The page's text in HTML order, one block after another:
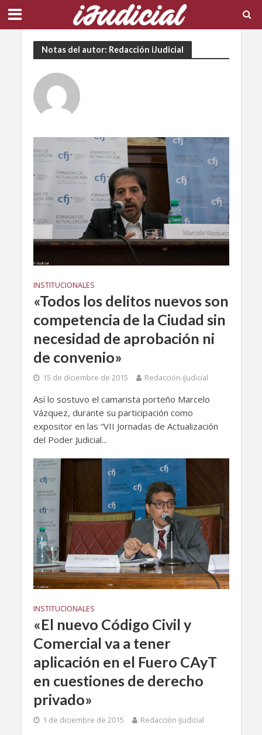
Notas del autor: Redacción iJudicial
INSTITUCIONALES
«Todos los delitos nuevos son
competencia de la Ciudad sin
necesidad de aprobación ni
de convenio»
15 de diciembre de 2015 Redacción iJudicial
Así lo sostuvo el camarista porteño Marcelo
Vázquez, durante su participación como
expositor en las “VII Jornadas de Actualización
del Poder Judicial...
INSTITUCIONALES
«El nuevo Código Civil y
Comercial va a tener
aplicación en el Fuero CAyT
en cuestiones de derecho
privado»
1 de diciembre de 2015 Redacción iJudicial